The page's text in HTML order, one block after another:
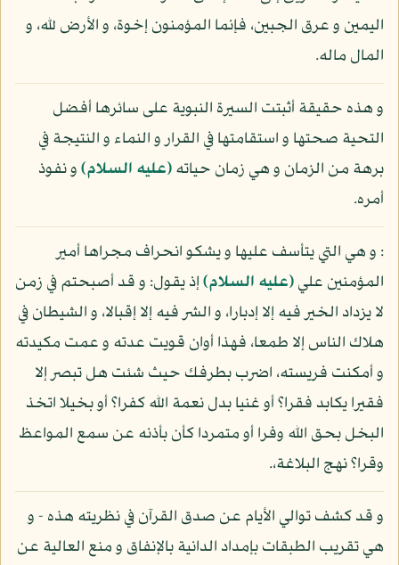
اليمين و عرق الجبين، فإنما المؤمنون إخوة، و الأرض لله، و
المال ماله.
و هذه حقيقة أثبتت السيرة النبوية على سائرها أفضل
التحية صحتها و استقامتها في القرار و النماء و النتيجة في
برهة من الزمان و هي زمان حياته(عليه السلام)و نفوذ
أمره.
: و هي التي يتأسف عليها و يشكو انحراف مجراها أمير
المؤمنين علي(عليه السلام)إذ يقول: و قد أصبحتم في زمن
لا يزداد الخير فيه إلا إدبارا، و الشر فيه إلا إقبالا، و الشيطان في
هلاك الناس إلا طمعا، فهذا أوان قويت عدته و عمت مكيدته
و أمكنت فريسته، اضرب بطرفك حيث شئت هل تبصر إلا
فقيرا يكابد فقرا؟ أو غنيا بدل نعمة الله كفرا؟ أو بخيلا اتخذ
البخل بحق الله وفرا أو متمردا كأن بأذنه عن سمع المواعظ
وقرا؟ نهج البلاغة،.
و قد كشف توالي الأيام عن صدق القرآن في نظريته هذه - و
هي تقريب الطبقات بإمداد الدانية بالإنفاق و منع العالية عن